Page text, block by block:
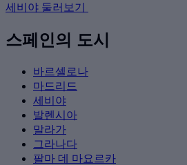
세비야 둘러보기
스페인의 도시
바르셀로나
마드리드
세비야
발렌시아
말라가
그라나다
팔마 데 마요르카